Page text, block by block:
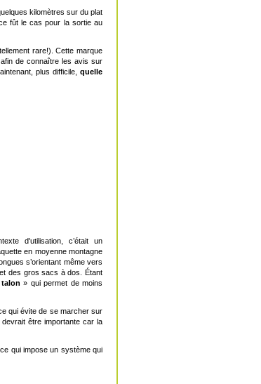
kilomètres sur du plat
fût le cas pour la sortie au
rare!). Cette marque
de connaître les avis sur
plus difficile, quelle
d'utilisation, c’était un
en moyenne montagne
s’orientant même vers
des gros sacs à dos. Étant
talon» qui permet de moins
qui évite de se marcher sur
être importante car la
qui impose un système qui